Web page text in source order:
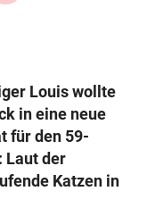
Louis wollte
in eine neue
für den 59-
Laut der
Katzen in